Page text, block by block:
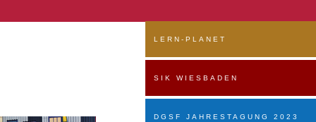
LERN-PLANET
SIK WIESBADEN
DGSF JAHRESTAGUNG 2023